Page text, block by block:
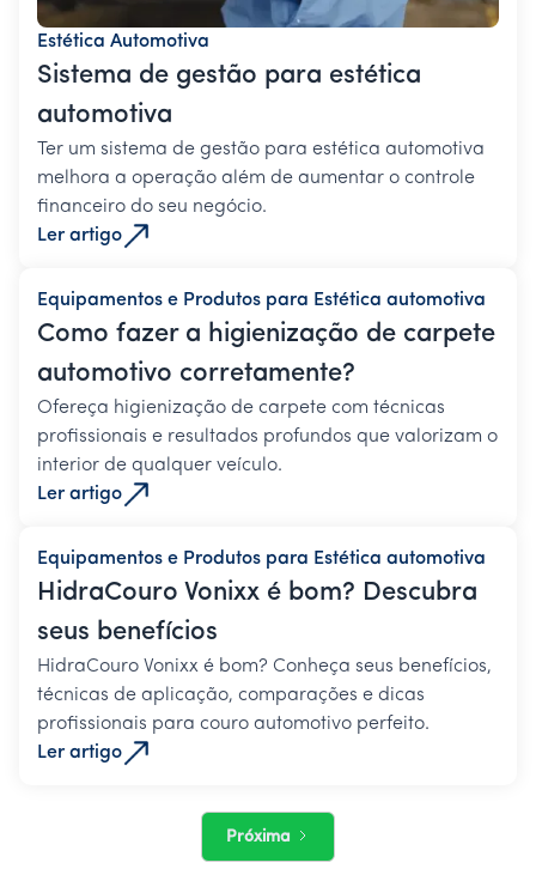
Estética Automotiva
Sistema de gestão para estética
automotiva
Ter um sistema de gestão para estética automotiva
melhora a operação além de aumentar o controle
financeiro do seu negócio.
Ler artigo
Equipamentos e Produtos para Estética automotiva
Como fazer a higienização de carpete
automotivo corretamente?
Ofereça higienização de carpete com técnicas
profissionais e resultados profundos que valorizam o
interior de qualquer veículo.
Ler artigo
Equipamentos e Produtos para Estética automotiva
HidraCouro Vonixx é bom? Descubra
seus benefícios
HidraCouro Vonixx é bom? Conheça seus benefícios,
técnicas de aplicação, comparações e dicas
profissionais para couro automotivo perfeito.
Ler artigo
Próxima